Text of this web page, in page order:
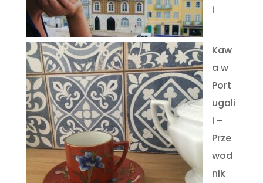
i
Kaw
a w
Port
ugali
i –
Prze
wod
nik